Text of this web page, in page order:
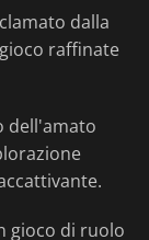
dalla
raffinate
dell'amato
gioco di ruolo